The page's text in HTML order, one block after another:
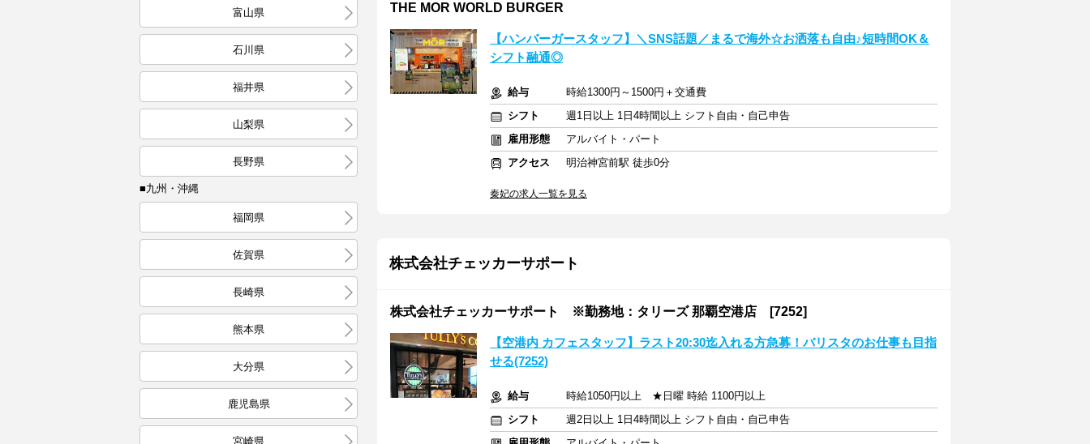
富山県
石川県
福井県
山梨県
長野県
■九州・沖縄
福岡県
佐賀県
長崎県
熊本県
大分県
鹿児島県
宮崎県
THE MOR WORLD BURGER
【ハンバーガースタッフ】＼SNS話題／まるで海外☆お洒落も自由♪短時間OK＆
シフト融通◎
給与
時給1300円～1500円＋交通費
シフト
週1日以上 1日4時間以上 シフト自由・自己申告
雇用形態
アルバイト・パート
アクセス
明治神宮前駅 徒歩0分
秦妃の求人一覧を見る
株式会社チェッカーサポート
株式会社チェッカーサポート ※勤務地：タリーズ 那覇空港店 [7252]
【空港内 カフェスタッフ】ラスト20:30迄入れる方急募！バリスタのお仕事も目指
せる(7252)
給与
時給1050円以上 ★日曜 時給 1100円以上
シフト
週2日以上 1日4時間以上 シフト自由・自己申告